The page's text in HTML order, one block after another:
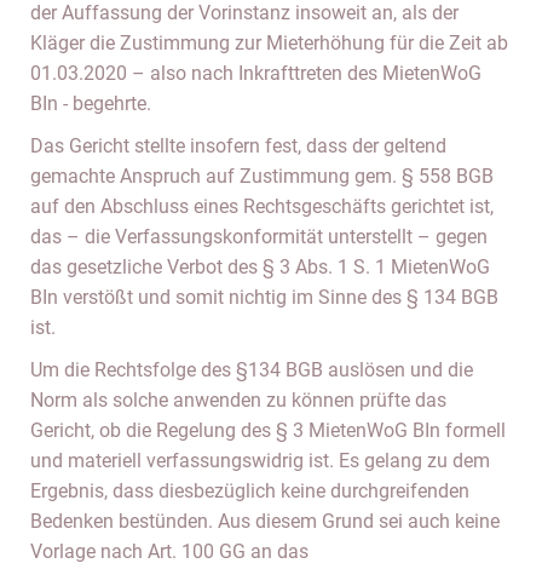
der Auffassung der Vorinstanz insoweit an, als der
Kläger die Zustimmung zur Mieterhöhung für die Zeit ab
01.03.2020 – also nach Inkrafttreten des MietenWoG
BIn - begehrte.
Das Gericht stellte insofern fest, dass der geltend
gemachte Anspruch auf Zustimmung gem. § 558 BGB
auf den Abschluss eines Rechtsgeschäfts gerichtet ist,
das – die Verfassungskonformität unterstellt – gegen
das gesetzliche Verbot des § 3 Abs. 1 S. 1 MietenWoG
BIn verstößt und somit nichtig im Sinne des § 134 BGB
ist.
Um die Rechtsfolge des §134 BGB auslösen und die
Norm als solche anwenden zu können prüfte das
Gericht, ob die Regelung des § 3 MietenWoG BIn formell
und materiell verfassungswidrig ist. Es gelang zu dem
Ergebnis, dass diesbezüglich keine durchgreifenden
Bedenken bestünden. Aus diesem Grund sei auch keine
Vorlage nach Art. 100 GG an das